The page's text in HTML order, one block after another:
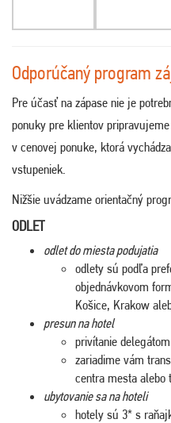
Odporúčaný program
Pre účasť na zápase nie je
ponuky pre klientov
v cenovej ponuke, ktorá
vstupeniek.
Nižšie uvádzame orientačný
ODLET
odlet do miesta podujatia
odlety sú podľa
objednávkovom
Košice, Krakow
presun na hotel
privítanie delegátom
zariadime vám
centra mesta alebo
ubytovanie sa na hoteli
hotely sú 3* s